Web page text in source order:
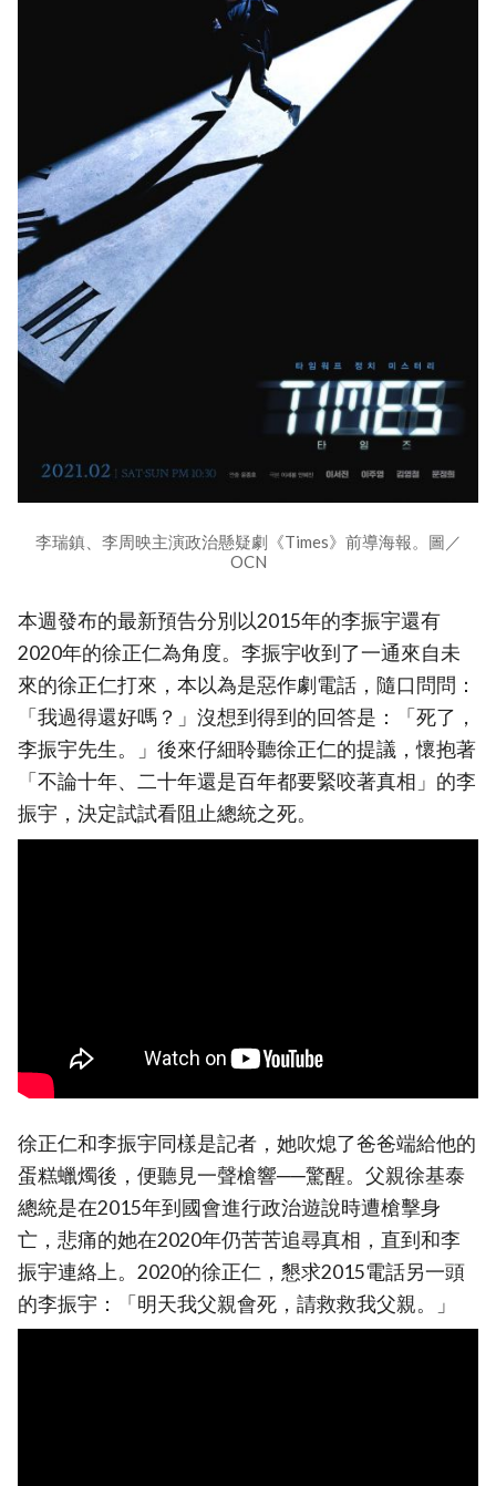
李瑞鎮、李周映主演政治懸疑劇《Times》前導海報。圖／
OCN
本週發布的最新預告分別以2015年的李振宇還有
2020年的徐正仁為角度。李振宇收到了一通來自未
來的徐正仁打來，本以為是惡作劇電話，隨口問問：
「我過得還好嗎？」沒想到得到的回答是：「死了，
李振宇先生。」後來仔細聆聽徐正仁的提議，懷抱著
「不論十年、二十年還是百年都要緊咬著真相」的李
振宇，決定試試看阻止總統之死。
徐正仁和李振宇同樣是記者，她吹熄了爸爸端給他的
蛋糕蠟燭後，便聽見一聲槍響──驚醒。父親徐基泰
總統是在2015年到國會進行政治遊說時遭槍擊身
亡，悲痛的她在2020年仍苦苦追尋真相，直到和李
振宇連絡上。2020的徐正仁，懇求2015電話另一頭
的李振宇：「明天我父親會死，請救救我父親。」